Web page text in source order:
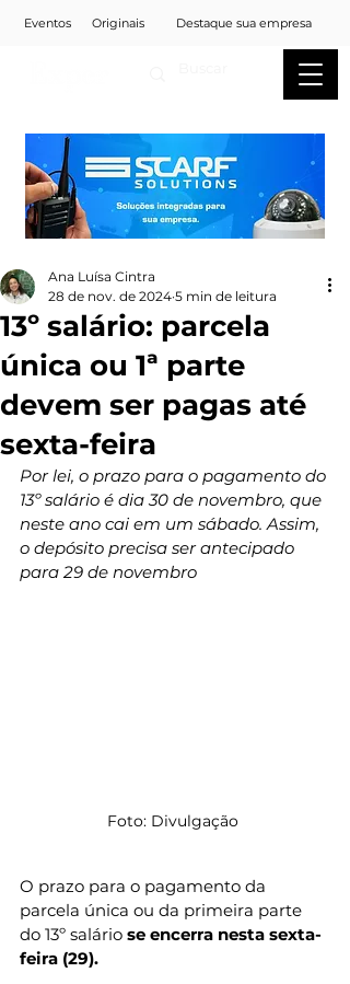
Eventos Originais Destaque sua empresa
13º salário: parcela
única ou 1ª parte
devem ser pagas até
sexta-feira
Ana Luísa Cintra
28 de nov. de 2024 5 min de leitura
Por lei, o prazo para o pagamento do
13º salário é dia 30 de novembro, que
neste ano cai em um sábado. Assim,
o depósito precisa ser antecipado
para 29 de novembro
Foto: Divulgação
O prazo para o pagamento da
parcela única ou da primeira parte
do 13º salário se encerra nesta sexta-
feira (29).